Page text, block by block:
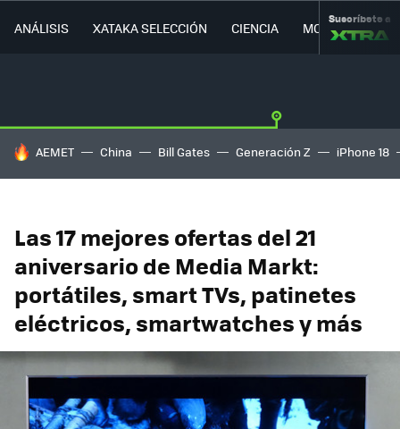
ANÁLISIS XATAKA SELECCIÓN CIENCIA MOVILIDAD
Suscríbete a
HOY SE HABLA DE
AEMET China Bill Gates Generación Z iPhone 18
Las 17 mejores ofertas del 21
aniversario de Media Markt:
portátiles, smart TVs, patinetes
eléctricos, smartwatches y más